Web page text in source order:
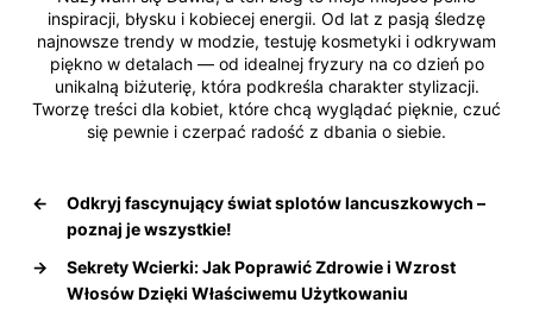
inspiracji, błysku i kobiecej energii. Od lat z pasją śledzę
najnowsze trendy w modzie, testuję kosmetyki i odkrywam
piękno w detalach — od idealnej fryzury na co dzień po
unikalną biżuterię, która podkreśla charakter stylizacji.
Tworzę treści dla kobiet, które chcą wyglądać pięknie, czuć
się pewnie i czerpać radość z dbania o siebie.
←
Odkryj fascynujący świat splotów lancuszkowych –
poznaj je wszystkie!
→
Sekrety Wcierki: Jak Poprawić Zdrowie i Wzrost
Włosów Dzięki Właściwemu Użytkowaniu